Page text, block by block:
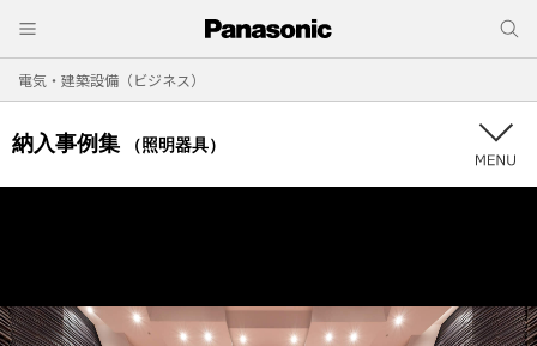
電気・建築設備（ビジネス）
納入事例集 （照明器具）